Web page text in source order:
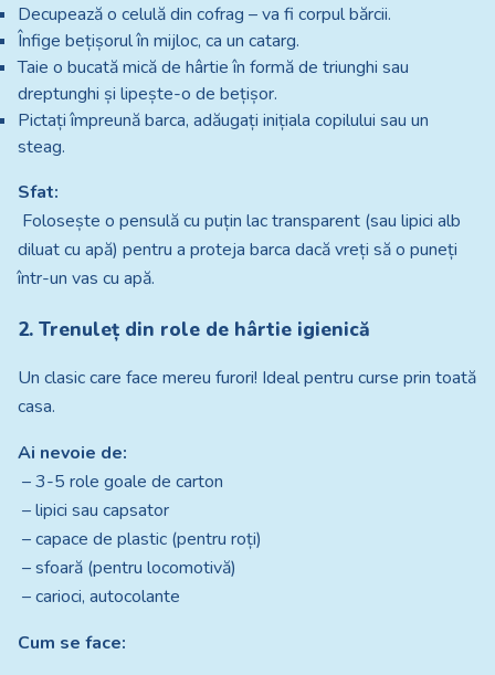
Decupează o celulă din cofrag – va fi corpul bărcii.
Înfige bețișorul în mijloc, ca un catarg.
Taie o bucată mică de hârtie în formă de triunghi sau
dreptunghi și lipește-o de bețișor.
Pictați împreună barca, adăugați inițiala copilului sau un
steag.
Sfat:
Folosește o pensulă cu puțin lac transparent (sau lipici alb
diluat cu apă) pentru a proteja barca dacă vreți să o puneți
într-un vas cu apă.
2. Trenuleț din role de hârtie igienică
Un clasic care face mereu furori! Ideal pentru curse prin toată
casa.
Ai nevoie de:
– 3-5 role goale de carton
– lipici sau capsator
– capace de plastic (pentru roți)
– sfoară (pentru locomotivă)
– carioci, autocolante
Cum se face: